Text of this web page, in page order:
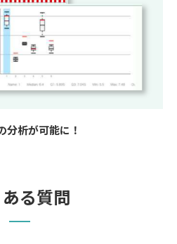
析が可能に！
る質問